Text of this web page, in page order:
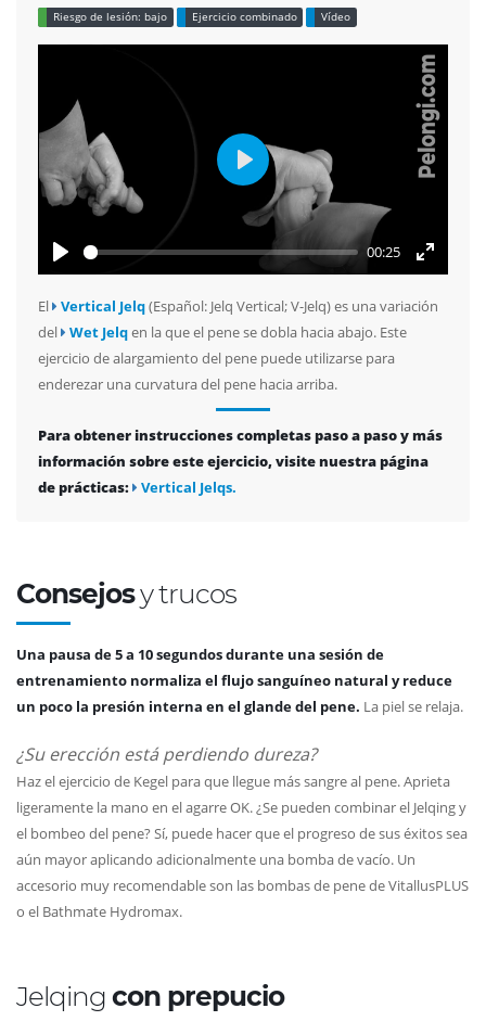
Riesgo de lesión: bajo Ejercicio combinado Vídeo
Play
00:25
Enter
fullscreen
Play
El Vertical Jelq(Español: Jelq Vertical; V-Jelq) es una variación
del
Wet Jelqen la que el pene se dobla hacia abajo. Este
ejercicio de alargamiento del pene puede utilizarse para
enderezar una curvatura del pene hacia arriba.
Para obtener instrucciones completas paso a paso y más
información sobre este ejercicio, visite nuestra página
de prácticas:
Vertical Jelqs.
Consejosy trucos
Una pausa de 5 a 10 segundos durante una sesión de
entrenamiento normaliza el flujo sanguíneo natural y reduce
un poco la presión interna en el glande del pene. La piel se relaja.
¿Su erección está perdiendo dureza?
Haz el ejercicio de Kegel para que llegue más sangre al pene. Aprieta
ligeramente la mano en el agarre OK. ¿Se pueden combinar el Jelqing y
el bombeo del pene? Sí, puede hacer que el progreso de sus éxitos sea
aún mayor aplicando adicionalmente una bomba de vacío. Un
accesorio muy recomendable son las bombas de pene de VitallusPLUS
o el Bathmate Hydromax.
Jelqing con prepucio